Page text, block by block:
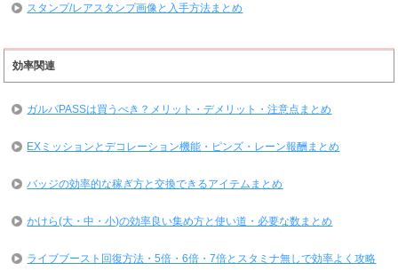
スタンプ/レアスタンプ画像と入手方法まとめ
効率関連
ガルパPASSは買うべき？メリット・デメリット・注意点まとめ
EXミッションとデコレーション機能・ピンズ・レーン報酬まとめ
バッジの効率的な稼ぎ方と交換できるアイテムまとめ
かけら(大・中・小)の効率良い集め方と使い道・必要な数まとめ
ライブブースト回復方法・5倍・6倍・7倍とスタミナ無しで効率よく攻略